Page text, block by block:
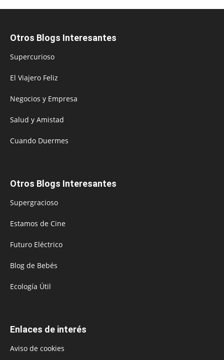
Otros Blogs Interesantes
Supercurioso
El Viajero Feliz
Negocios y Empresa
Salud y Amistad
Cuando Duermes
Otros Blogs Interesantes
Supergracioso
Estamos de Cine
Futuro Eléctrico
Blog de Bebés
Ecología Útil
Enlaces de interés
Aviso de cookies